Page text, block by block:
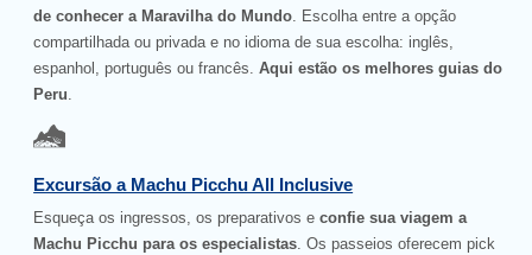
de conhecer a Maravilha do Mundo . Escolha entre a opção
compartilhada ou privada e no idioma de sua escolha: inglês,
espanhol, português ou francês. Aqui estão os melhores guias do
Peru
Excursão a Machu Picchu All Inclusive
Esqueça os ingressos, os preparativos e confie sua viagem a
Machu Picchu para os especialistas. Os passeios oferecem pick